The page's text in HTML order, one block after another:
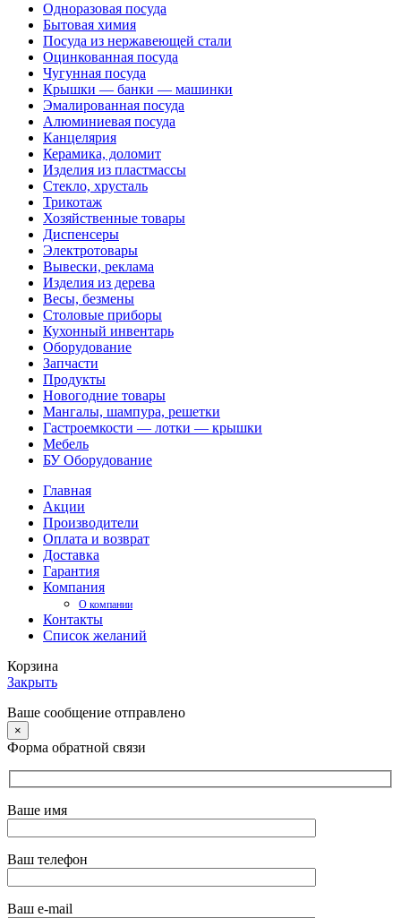
Одноразовая посуда
Бытовая химия
Посуда из нержавеющей стали
Оцинкованная посуда
Чугунная посуда
Крышки — банки — машинки
Эмалированная посуда
Алюминиевая посуда
Канцелярия
Керамика, доломит
Изделия из пластмассы
Стекло, хрусталь
Трикотаж
Хозяйственные товары
Диспенсеры
Электротовары
Вывески, реклама
Изделия из дерева
Весы, безмены
Столовые приборы
Кухонный инвентарь
Оборудование
Запчасти
Продукты
Новогодние товары
Мангалы, шампура, решетки
Гастроемкости — лотки — крышки
Мебель
БУ Оборудование
Главная
Акции
Производители
Оплата и возврат
Доставка
Гарантия
Компания
О компании
Контакты
Список желаний
Корзина
Закрыть
Ваше сообщение отправлено
×
Форма обратной связи
Ваше имя
Ваш телефон
Ваш e-mail